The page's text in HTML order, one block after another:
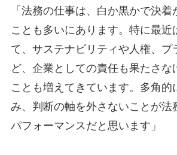
「法務の仕事は、白か黒かで決
ことも多いにあります。特に最近
て、サステナビリティや人権、プ
ど、企業としての責任も果たさな
ことも増えてきています。多角的
み、判断の軸を外さないことが法
パフォーマンスだと思います」